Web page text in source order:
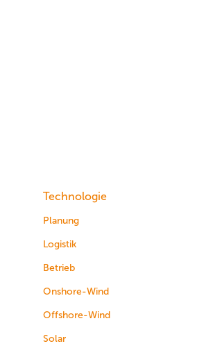
Technologie
Planung
Logistik
Betrieb
Onshore-Wind
Offshore-Wind
Solar